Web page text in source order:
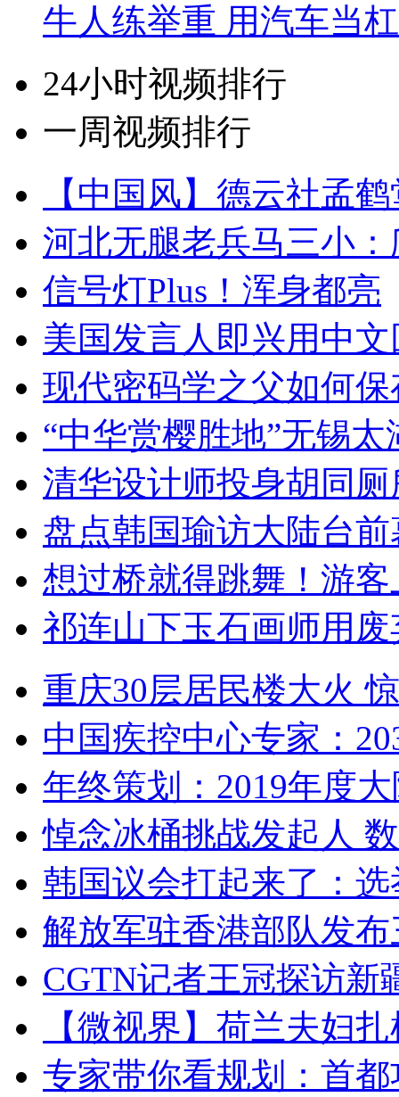
牛人练举重 用汽车当
24小时视频排行
一周视频排行
【中国风】德云社孟
河北无腿老兵马三小
信号灯Plus！浑身都亮
美国发言人即兴用中
现代密码学之父如何
“中华赏樱胜地”无锡
清华设计师投身胡同
盘点韩国瑜访大陆台
想过桥就得跳舞！游客
祁连山下玉石画师用
重庆30层居民楼大火
中国疾控中心专家：
年终策划：2019年度
悼念冰桶挑战发起人
韩国议会打起来了：
解放军驻香港部队发
CGTN记者王冠探访新
【微视界】荷兰夫妇
专家带你看规划：首